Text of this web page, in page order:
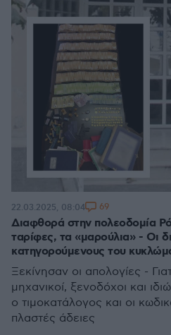
Διαφθορά στην πολεοδομία
ταρίφες, τα «μαρούλια» - Οι
κατηγορούμενους του
Ξεκίνησαν οι απολογίες -
μηχανικοί, ξενοδόχοι και
ο τιμοκατάλογος και οι
πλαστές άδειες
22.03.2025, 08:04 69